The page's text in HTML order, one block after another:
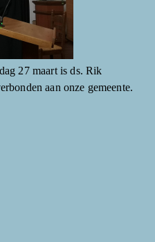
27 maart is ds. Rik
aan onze gemeente.